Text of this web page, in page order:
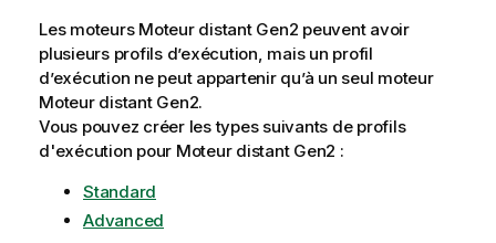
Les moteurs Moteur distant Gen2 peuvent avoir
plusieurs profils d’exécution, mais un profil
d’exécution ne peut appartenir qu’à un seul moteur
Moteur distant Gen2.
Vous pouvez créer les types suivants de profils
d'exécution pour Moteur distant Gen2 :
Standard
Advanced